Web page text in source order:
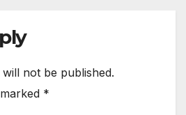
not be published.
*